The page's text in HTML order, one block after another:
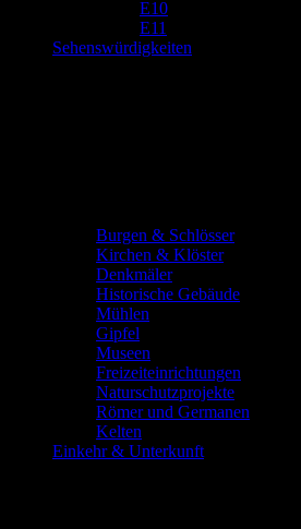
E10
E11
Sehenswürdigkeiten
Burgen & Schlösser
Kirchen & Klöster
Denkmäler
Historische Gebäude
Mühlen
Gipfel
Museen
Freizeiteinrichtungen
Naturschutzprojekte
Römer und Germanen
Kelten
Einkehr & Unterkunft